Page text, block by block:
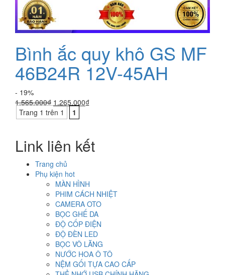
Bình ắc quy khô GS MF
46B24R 12V-45AH
- 19%
1.565.000₫ Giá
gốc
là:
1.265.000₫Giá
1.265.000₫.
Trang 1 trên 1 1
Link liên kết
Trang chủ
Phụ kiện hot
MÀN HÌNH
PHIM CÁCH NHIỆT
CAMERA OTO
BỌC GHẾ DA
ĐỘ CỐP ĐIỆN
ĐỘ ĐÈN LED
BỌC VÔ LĂNG
NƯỚC HOA Ô TÔ
NỆM GỐI TỰA CAO CẤP